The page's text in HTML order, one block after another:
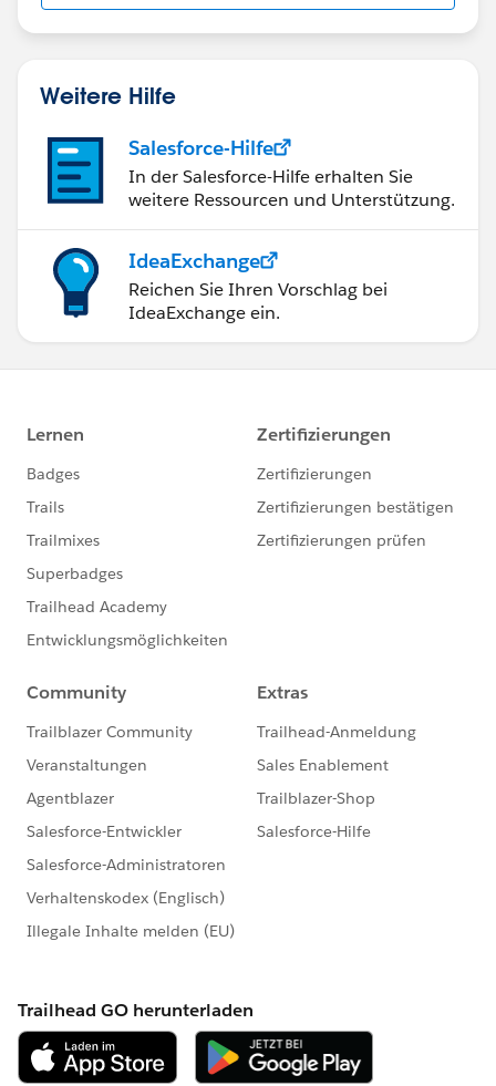
Weitere Hilfe
Salesforce-Hilfe
In der Salesforce-Hilfe erhalten Sie
weitere Ressourcen und Unterstützung.
IdeaExchange
Reichen Sie Ihren Vorschlag bei
IdeaExchange ein.